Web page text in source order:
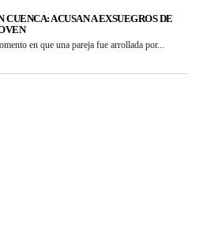
ACUSAN A EXSUEGROS DE
en que una pareja fue arrollada por...